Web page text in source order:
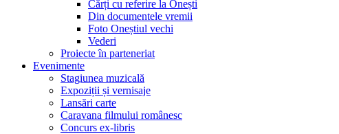
Cărți cu referire la Onești
Din documentele vremii
Foto Oneștiul vechi
Vederi
Proiecte în parteneriat
Evenimente
Stagiunea muzicală
Expoziții și vernisaje
Lansări carte
Caravana filmului românesc
Concurs ex-libris